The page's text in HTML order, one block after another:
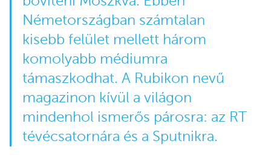
Németországban számtalan
kisebb felület mellett három
komolyabb médiumra
támaszkodhat. A Rubikon nevű
magazinon kívül a világon
mindenhol ismerős párosra: az RT
tévécsatornára és a Sputnikra.